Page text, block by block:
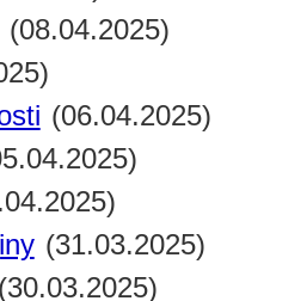
(08.04.2025)
(06.04.2025)
(31.03.2025)
(30.03.2025)